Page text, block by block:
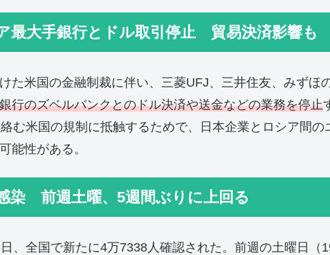
最大手銀行とドル取引停止 貿易決済影響も
た米国の金融制裁に伴い、三菱UFJ、三井住友、みずほ
行のズベルバンクとのドル決済や送金などの業務を停止
む米国の規制に抵触するためで、日本企業とロシア間の
能性がある。
染 前週土曜、5週間ぶりに上回る
、全国で新たに4万7338人確認された。前週の土曜日（